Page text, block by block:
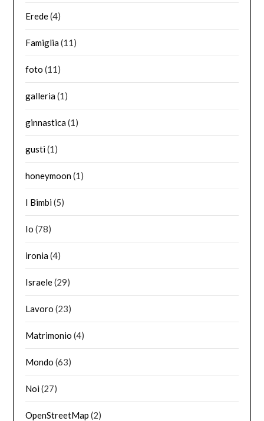
Erede(4)
Famiglia(11)
foto (11)
galleria(1)
ginnastica(1)
gusti(1)
honeymoon(1)
I Bimbi(5)
Io (78)
ironia(4)
Israele(29)
Lavoro (23)
Matrimonio (4)
Mondo (63)
Noi(27)
OpenStreetMap (2)